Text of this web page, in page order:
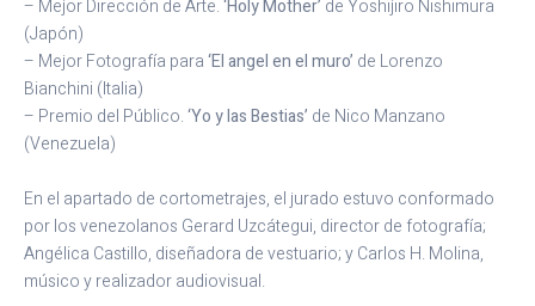
– Mejor Dirección de Arte.‘Holy Mother’ de Yoshijiro Nishimura
(Japón)
– Mejor Fotografía para‘El angel en el muro’ de Lorenzo
Bianchini (Italia)
– Premio del Público.‘Yo y las Bestias’ de Nico Manzano
(Venezuela)
En el apartado de cortometrajes, el jurado estuvo conformado
por los venezolanos Gerard Uzcátegui, director de fotografía;
Angélica Castillo, diseñadora de vestuario; y Carlos H. Molina,
músico y realizador audiovisual.